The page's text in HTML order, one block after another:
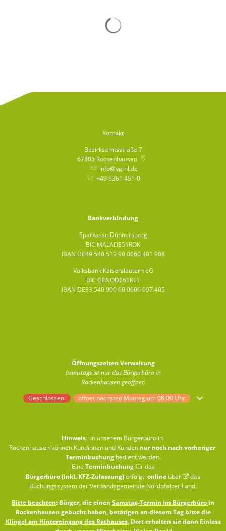
Kontakt
Bezirksamtsstraße 7
67806 Rockenhausen
info@vg-nl.de
+49 6361 451-0
Bankverbindung
Sparkasse Donnersberg
BIC MALADE51ROK
IBAN DE49 540 519 90 0060 401 908
Volksbank Kaiserslautern eG
BIC GENODE61KL1
IBAN DE83 540 900 00 0006 097 405
Öffnungszeiten Verwaltung
(samstags ist nur das Bürgerbüro in
Rockenhausen geöffnet)
Klicken, um weitere Öffnungs- oder Schließzeiten auszublenden
Geschlossen: öffnet nächsten Montag um 08:00 Uhr
Hinweis: In unserem Bürgerbüro in
Rockenhausen können Kundinnen und Kunden nur noch nach vorheriger
Terminbuchungbedient werden.
Eine Terminbuchungfür das
Bürgerbüro (inkl. KFZ-Zulassung)erfolgt online über
das
Buchungssystem der Verbandsgemeinde Nordpfälzer Land.
Bitte beachten: Bürger, die einen Samstag-Termin im Bürgerbüro in
Rockenhausen gebucht haben, betätigen an diesem Tag bitte die
Klingel am Hintereingang des Rathauses. Dort erhalten sie dann Einlass